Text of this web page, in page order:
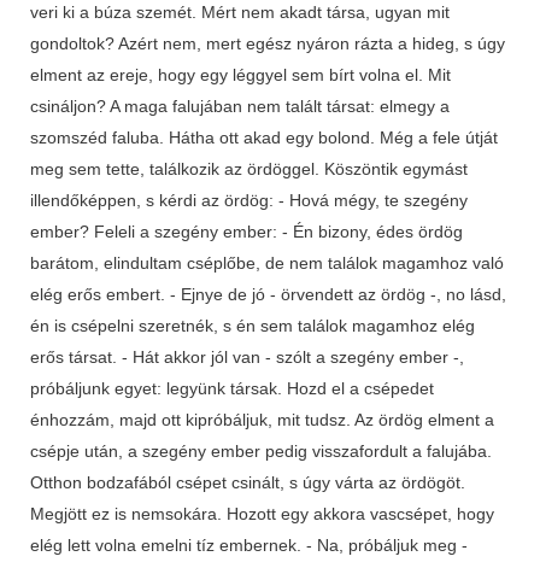
veri ki a búza szemét. Mért nem akadt társa, ugyan mit
gondoltok? Azért nem, mert egész nyáron rázta a hideg, s úgy
elment az ereje, hogy egy léggyel sem bírt volna el. Mit
csináljon? A maga falujában nem talált társat: elmegy a
szomszéd faluba. Hátha ott akad egy bolond. Még a fele útját
meg sem tette, találkozik az ördöggel. Köszöntik egymást
illendőképpen, s kérdi az ördög: - Hová mégy, te szegény
ember? Feleli a szegény ember: - Én bizony, édes ördög
barátom, elindultam cséplőbe, de nem találok magamhoz való
elég erős embert. - Ejnye de jó - örvendett az ördög -, no lásd,
én is csépelni szeretnék, s én sem találok magamhoz elég
erős társat. - Hát akkor jól van - szólt a szegény ember -,
próbáljunk egyet: legyünk társak. Hozd el a csépedet
énhozzám, majd ott kipróbáljuk, mit tudsz. Az ördög elment a
csépje után, a szegény ember pedig visszafordult a falujába.
Otthon bodzafából csépet csinált, s úgy várta az ördögöt.
Megjött ez is nemsokára. Hozott egy akkora vascsépet, hogy
elég lett volna emelni tíz embernek. - Na, próbáljuk meg -